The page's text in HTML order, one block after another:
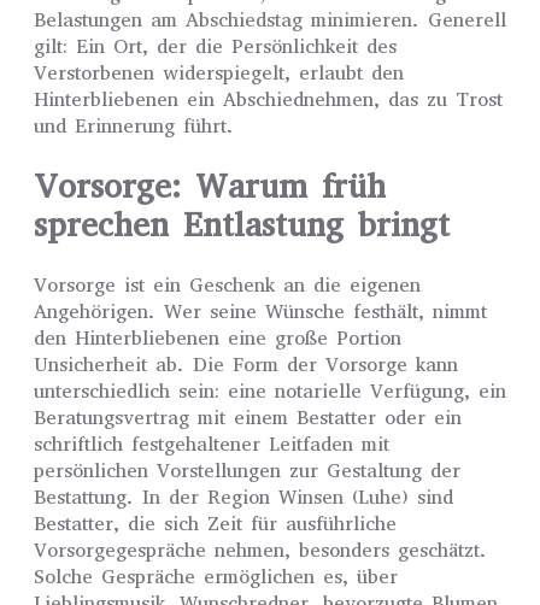
Belastungen am Abschiedstag minimieren. Generell
gilt: Ein Ort, der die Persönlichkeit des
Verstorbenen widerspiegelt, erlaubt den
Hinterbliebenen ein Abschiednehmen, das zu Trost
und Erinnerung führt.
Vorsorge: Warum früh
sprechen Entlastung bringt
Vorsorge ist ein Geschenk an die eigenen
Angehörigen. Wer seine Wünsche festhält, nimmt
den Hinterbliebenen eine große Portion
Unsicherheit ab. Die Form der Vorsorge kann
unterschiedlich sein: eine notarielle Verfügung, ein
Beratungsvertrag mit einem Bestatter oder ein
schriftlich festgehaltener Leitfaden mit
persönlichen Vorstellungen zur Gestaltung der
Bestattung. In der Region Winsen (Luhe) sind
Bestatter, die sich Zeit für ausführliche
Vorsorgegespräche nehmen, besonders geschätzt.
Solche Gespräche ermöglichen es, über